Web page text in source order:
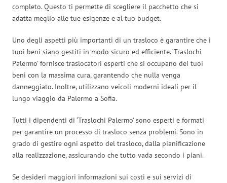
completo. Questo ti permette di scegliere il pacchetto che si
adatta meglio alle tue esigenze e al tuo budget.
Uno degli aspetti più importanti di un trasloco è garantire che i
tuoi beni siano gestiti in modo sicuro ed efficiente. ‘Traslochi
Palermo’ fornisce traslocatori esperti che si occupano dei tuoi
beni con la massima cura, garantendo che nulla venga
danneggiato. Inoltre, utilizzano veicoli moderni ideali per il
lungo viaggio da Palermo a Sofia.
Tutti i dipendenti di ‘Traslochi Palermo’ sono esperti e formati
per garantire un processo di trasloco senza problemi. Sono in
grado di gestire ogni aspetto del trasloco, dalla pianificazione
alla realizzazione, assicurando che tutto vada secondo i piani.
Se desideri maggiori informazioni sui costi e sui servizi di